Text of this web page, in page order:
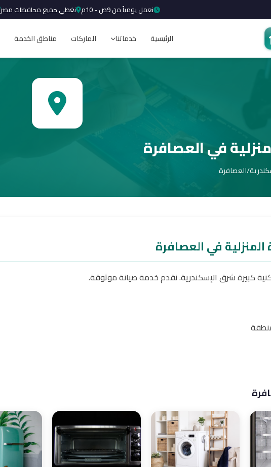
نعمل يومياً من 9ص - 10م نغطي جميع محافظات مصر
الرئيسية خدماتنا الماركات مناطق الخدمة
في العصافرة
/العصافرة
المنزلية في العصافرة
كبيرة شرق الإسكندرية. نقدم خدمة صيانة موثوقة.